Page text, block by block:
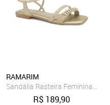
Bloco Médio 2539202-2
RAMARIM
Sandália Rasteira Feminina
R$ 189,90